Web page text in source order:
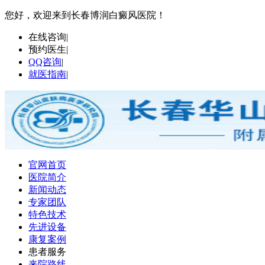
您好，欢迎来到长春博润白癜风医院！
在线咨询|
预约医生|
QQ咨询|
就医指南|
官网首页
医院简介
新闻动态
专家团队
特色技术
先进设备
康复案例
患者服务